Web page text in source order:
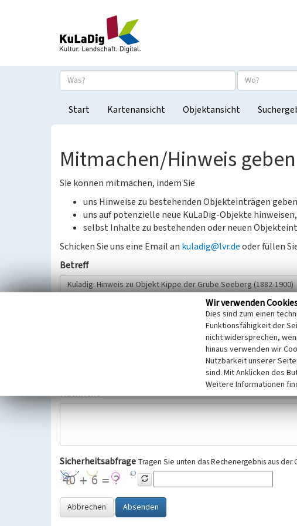
Start Kartenansicht Objektansicht
Mitmachen/Hinweis geben
Sie können mitmachen, indem Sie
uns Hinweise zu bestehenden Objekteinträgen geben
uns auf potenzielle neue KuLaDig-Objekte
selbst Inhalte zu bestehenden oder neuen
Schicken Sie uns eine Email an kuladig@lvr.deoder füllen
Betreff
Wir bitten Sie um freiwillige Angabe Ihres Namens und Ihrer E-Mail-
Selbstverständlich werden diese entsprechend der Vorschriften des
Datenschutzgrundverordnung (EU-DSGVO) vertraulich behandelt,
Nachricht
Sicherheitsabfrage Tragen Sie unten das Rechenergebnis aus der
Abbrechen Absenden
Wir verwenden
Dies sind zum einen
Funktionsfähigkeit der
nicht widersprechen,
hinaus verwenden wir
Nutzbarkeit unserer
sind. Mit Anklicken des
Weitere Informationen